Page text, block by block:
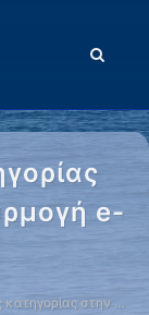
e-
στην …